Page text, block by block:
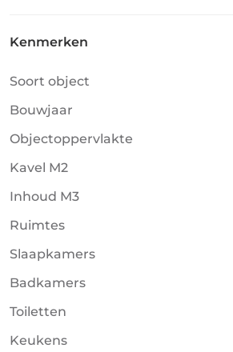
Kenmerken
Soort object
Bouwjaar
Objectoppervlakte
Kavel M2
Inhoud M3
Ruimtes
Slaapkamers
Badkamers
Toiletten
Keukens